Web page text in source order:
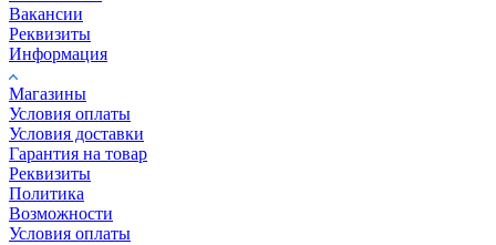
Вакансии
Реквизиты
Информация
Магазины
Условия оплаты
Условия доставки
Гарантия на товар
Реквизиты
Политика
Возможности
Условия оплаты